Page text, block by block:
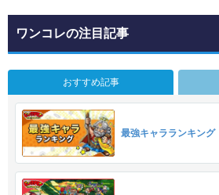
ワンコレの注目記事
おすすめ記事
最強キャラランキング